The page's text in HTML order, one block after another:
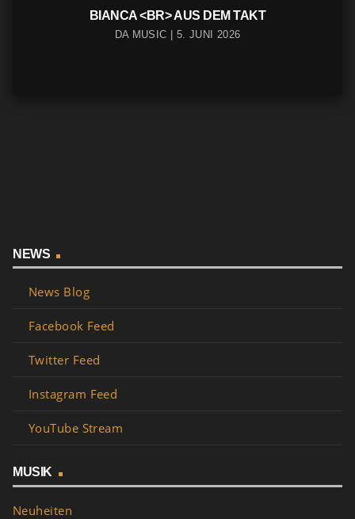
BIANCA <BR> AUS DEM TAKT
DA MUSIC | 5. JUNI 2026
NEWS
News Blog
Facebook Feed
Twitter Feed
Instagram Feed
YouTube Stream
MUSIK
Neuheiten